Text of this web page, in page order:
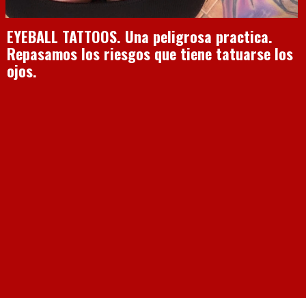
EYEBALL TATTOOS. Una peligrosa practica.
Repasamos los riesgos que tiene tatuarse los
ojos.